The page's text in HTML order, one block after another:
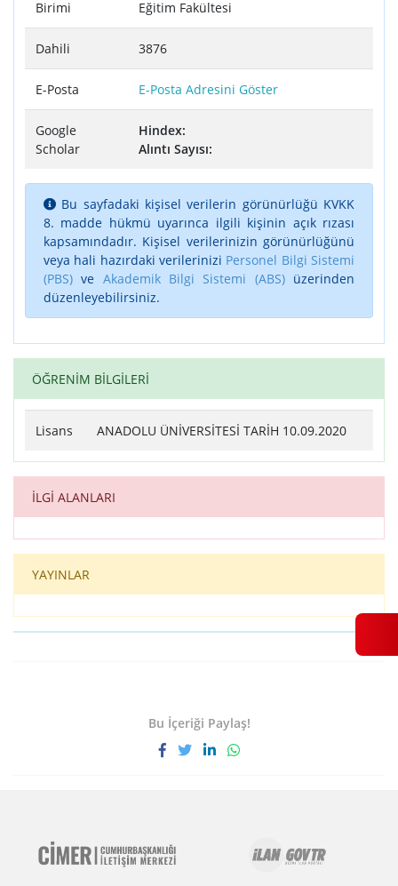
Birimi Eğitim Fakültesi
Dahili 3876
E-Posta E-Posta Adresini Göster
Google
Scholar
Hindex:
Alıntı Sayısı:
Bu sayfadaki kişisel verilerin görünürlüğü KVKK
8. madde hükmü uyarınca ilgili kişinin açık rızası
kapsamındadır. Kişisel verilerinizin görünürlüğünü
veya hali hazırdaki verilerinizi Personel Bilgi Sistemi
(PBS) ve Akademik Bilgi Sistemi (ABS)üzerinden
düzenleyebilirsiniz.
ÖĞRENİM BİLGİLERİ
Lisans ANADOLU ÜNİVERSİTESİ TARİH 10.09.2020
İLGİ ALANLARI
YAYINLAR
Bu İçeriği Paylaş!